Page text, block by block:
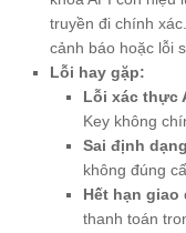
truyền đi chính
cảnh báo hoặc lỗi
Lỗi hay gặp:
Lỗi xác thực
Key không
Sai định
không đúng
Hết hạn giao
thanh toán